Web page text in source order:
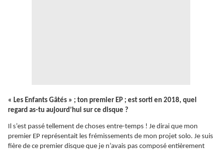
« Les Enfants Gâtés » ; ton premier EP ; est sorti en 2018, quel
regard as-tu aujourd’hui sur ce disque ?
Il s’est passé tellement de choses entre-temps ! Je dirai que mon
premier EP représentait les frémissements de mon projet solo. Je suis
fière de ce premier disque que je n’avais pas composé entièrement